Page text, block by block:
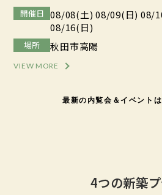
開催日
08/08(土) 08/09(日) 08/
08/16(日)
場所 秋田市高陽
VIEW MORE
最新の内覧会＆イベント
4つの新築プ